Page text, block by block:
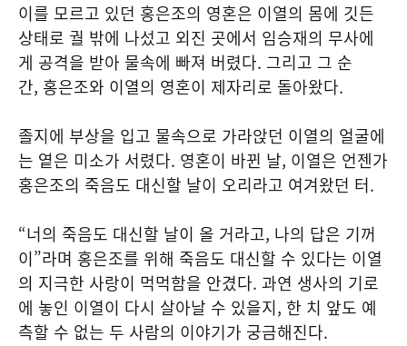
이를 모르고 있던 홍은조의 영혼은 이열의 몸에 깃든
상태로 궐 밖에 나섰고 외진 곳에서 임승재의 무사에
게 공격을 받아 물속에 빠져 버렸다. 그리고 그 순
간, 홍은조와 이열의 영혼이 제자리로 돌아왔다.
졸지에 부상을 입고 물속으로 가라앉던 이열의 얼굴에
는 옅은 미소가 서렸다. 영혼이 바뀐 날, 이열은 언젠가
홍은조의 죽음도 대신할 날이 오리라고 여겨왔던 터.
“너의 죽음도 대신할 날이 올 거라고, 나의 답은 기꺼
이”라며 홍은조를 위해 죽음도 대신할 수 있다는 이열
의 지극한 사랑이 먹먹함을 안겼다. 과연 생사의 기로
에 놓인 이열이 다시 살아날 수 있을지, 한 치 앞도 예
측할 수 없는 두 사람의 이야기가 궁금해진다.